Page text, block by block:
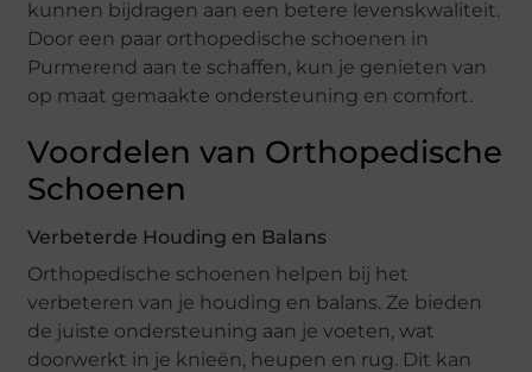
kunnen bijdragen aan een betere levenskwaliteit.
Door een paar orthopedische schoenen in
Purmerend aan te schaffen, kun je genieten van
op maat gemaakte ondersteuning en comfort.
Voordelen van Orthopedische
Schoenen
Verbeterde Houding en Balans
Orthopedische schoenen helpen bij het
verbeteren van je houding en balans. Ze bieden
de juiste ondersteuning aan je voeten, wat
doorwerkt in je knieën, heupen en rug. Dit kan